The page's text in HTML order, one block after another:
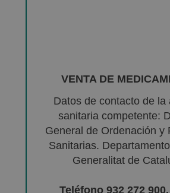
VENTA DE
Datos de contacto de la
sanitaria competente:
General de Ordenación y
Sanitarias.
Generalitat de
Teléfono 932 272